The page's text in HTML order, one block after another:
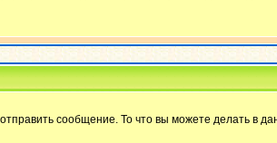
сообщение. То что вы можете делать в